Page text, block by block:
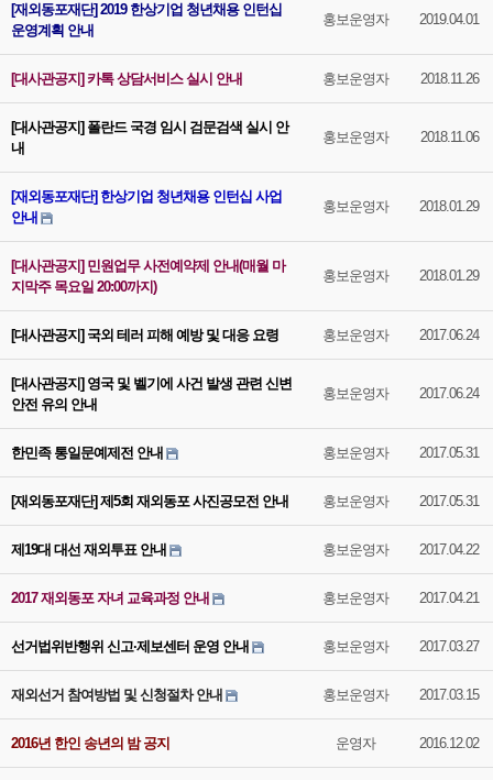
[재외동포재단] 2019 한상기업 청년채용 인턴십
운영계획 안내
홍보운영자 2019.04.01
[대사관공지] 카톡 상담서비스 실시 안내 홍보운영자 2018.11.26
[대사관공지] 폴란드 국경 임시 검문검색 실시 안
내
홍보운영자 2018.11.06
[재외동포재단] 한상기업 청년채용 인턴십 사업
안내
홍보운영자 2018.01.29
[대사관공지] 민원업무 사전예약제 안내(매월 마
지막주 목요일 20:00까지)
홍보운영자 2018.01.29
[대사관공지] 국외 테러 피해 예방 및 대응 요령 홍보운영자 2017.06.24
[대사관공지] 영국 및 벨기에 사건 발생 관련 신변
안전 유의 안내
홍보운영자 2017.06.24
한민족 통일문예제전 안내 홍보운영자 2017.05.31
[재외동포재단] 제5회 재외동포 사진공모전 안내 홍보운영자 2017.05.31
제19대 대선 재외투표 안내 홍보운영자 2017.04.22
2017 재외동포 자녀 교육과정 안내 홍보운영자 2017.04.21
선거법위반행위 신고·제보센터 운영 안내 홍보운영자 2017.03.27
재외선거 참여방법 및 신청절차 안내 홍보운영자 2017.03.15
2016년 한인 송년의 밤 공지 운영자 2016.12.02